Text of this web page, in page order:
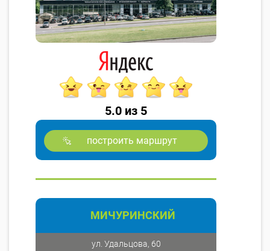
5.0 из 5
построить маршрут
МИЧУРИНСКИЙ
ул. Удальцова, 60